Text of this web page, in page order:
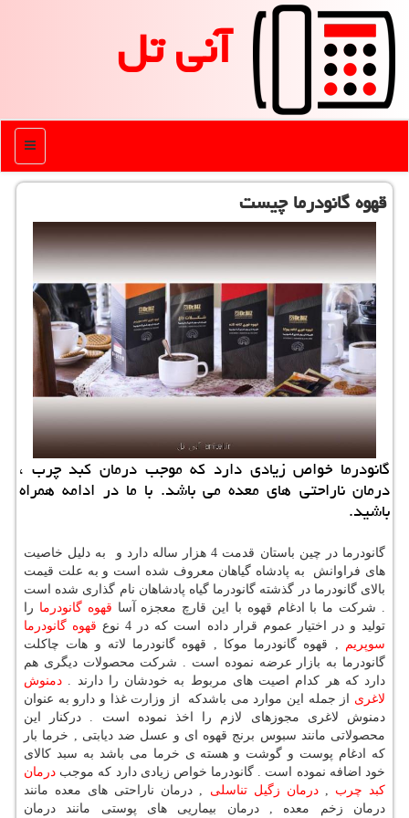
آنی تل
منو
قهوه گانودرما چیست
گانودرما خواص زیادی دارد كه موجب درمان كبد چرب ،
درمان ناراحتی های معده می باشد. با ما در ادامه همراه
باشید.
گانودرما در چین باستان قدمت 4 هزار ساله دارد و به دلیل خاصیت
های فراوانش به پادشاه گیاهان معروف شده است و به علت قیمت
بالای گانودرما در گذشته گانودرما گیاه پادشاهان نام گذاری شده است
. شرکت ما با ادغام قهوه با این قارچ معجزه آسا قهوه گانودرما را
تولید و در اختیار عموم قرار داده است که در 4 نوع
قهوه گانودرما
سوپریم
, قهوه گانودرما موکا , قهوه گانودرما لاته و هات چاکلت
گانودرما به بازار عرضه نموده است . شرکت محصولات دیگری هم
دارد که هر کدام اصیت های مربوط به خودشان را دارند . دمنوش
لاغری از جمله این موارد می باشدکه از وزارت غذا و دارو به عنوان
دمنوش لاغری مجوزهای لازم را اخذ نموده است . درکنار این
محصولاتی مانند سبوس برنج قهوه ای و عسل ضد دیابتی , خرما بار
که ادغام پوست و گوشت و هسته ی خرما می باشد به سبد کالای
خود اضافه نموده است . گانودرما خواص زیادی دارد که موجب درمان
کبد چرب ,درمان زگیل تناسلی , درمان ناراحتی های معده مانند
درمان زخم معده , درمان بیماریی های پوستی مانند درمان